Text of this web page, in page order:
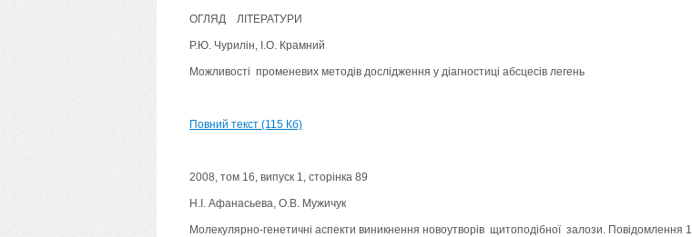
ОГЛЯД ЛІТЕРАТУРИ
Р.Ю. Чурилін, І.О. Крамний
Можливості променевих методів дослідження у діагностиці абсцесів легень
Повний текст (115 Кб)
2008, том 16, випуск 1, сторінка 89
Н.І. Афанасьева, О.В. Мужичук
Молекулярно-генетичні аспекти виникнення новоутворів щитоподібної залози. Повідомлення 1